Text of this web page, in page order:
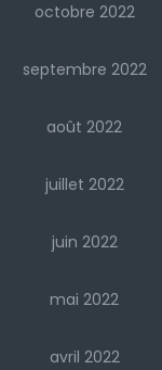
octobre 2022
septembre 2022
août 2022
juillet 2022
juin 2022
mai 2022
avril 2022